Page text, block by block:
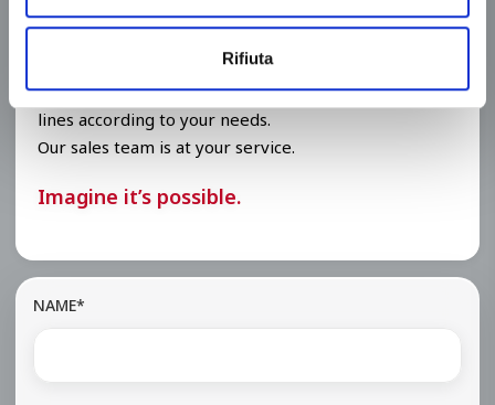
Rifiuta
We design and create rollforming lines and cutting
lines according to your needs.
Our sales team is at your service.
Imagine it’s possible.
NAME*